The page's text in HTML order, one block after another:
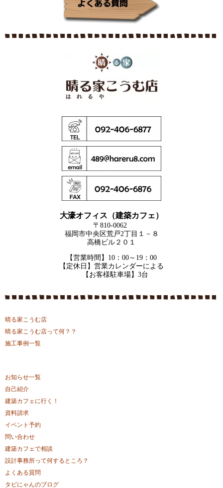
大濠オフィス（建築カフェ）
〒810-0062
福岡市中央区荒戸2丁目１－８
高橋ビル２０１
【営業時間】10：00～19：00
【定休日】営業カレンダーによる
【お客様駐車場】3台
晴る家こうむ店
晴る家こうむ店って何？？
施工事例一覧
お知らせ一覧
自己紹介
建築カフェに行く！
資料請求
イベント予約
問い合わせ
建築カフェで相談
設計事務所って何するところ？
よくある質問
タビにゃんのブログ